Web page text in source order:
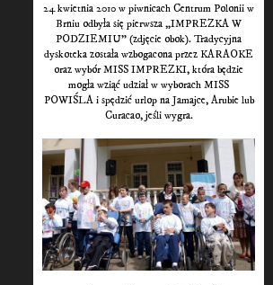
24 kwietnia 2010 w piwnicach Centrum Polonii w
Brniu odbyła się pierwsza „IMPREZKA W
PODZIEMIU” (zdjęcie obok). Tradycyjna
dyskoteka została wzbogacona przez KARAOKE
oraz wybór MISS IMPREZKI, która będzie
mogła wziąć udział w wyborach MISS
POWIŚLA i spędzić urlop na Jamajce, Arubie lub
Curacao, jeśli wygra.